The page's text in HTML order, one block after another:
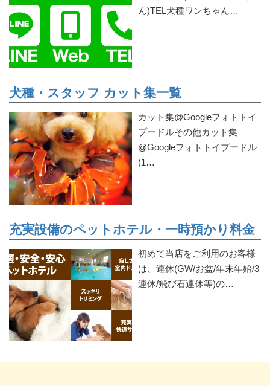
ん)TEL犬種ワンちゃん…
犬種・スタッフ カット集一覧
カット集@Googleフォトトイ
プードルその他カット集
@Googleフォトトイプードル
(1…
充実設備のペットホテル・一時預かり料金
初めて当店をご利用のお客様
は、連休(GW/お盆/年末年始/3
連休/飛び石連休等)の…